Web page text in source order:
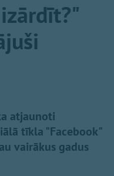
atjaunoti
tīkla "Facebook"
vairākus gadus